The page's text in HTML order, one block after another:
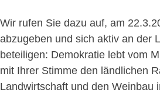
Wir rufen Sie dazu auf, am
abzugeben und sich aktiv an der
beteiligen: Demokratie lebt vom
mit Ihrer Stimme den ländlichen
Landwirtschaft und den Weinbau